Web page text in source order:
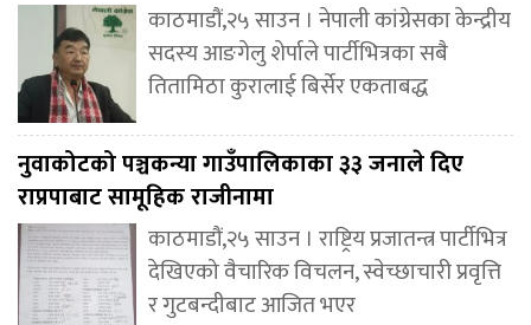
काठमाडौं,२५ साउन । नेपाली कांग्रेसका केन्द्रीय
सदस्य आङगेलु शेर्पाले पार्टीभित्रका सबै
तितामिठा कुरालाई बिर्सेर एकताबद्ध
नुवाकोटको पञ्चकन्या गाउँपालिकाका ३३ जनाले दिए
राप्रपाबाट सामूहिक राजीनामा
काठमाडौं,२५ साउन । राष्ट्रिय प्रजातन्त्र पार्टीभित्र
देखिएको वैचारिक विचलन, स्वेच्छाचारी प्रवृत्ति
र गुटबन्दीबाट आजित भएर